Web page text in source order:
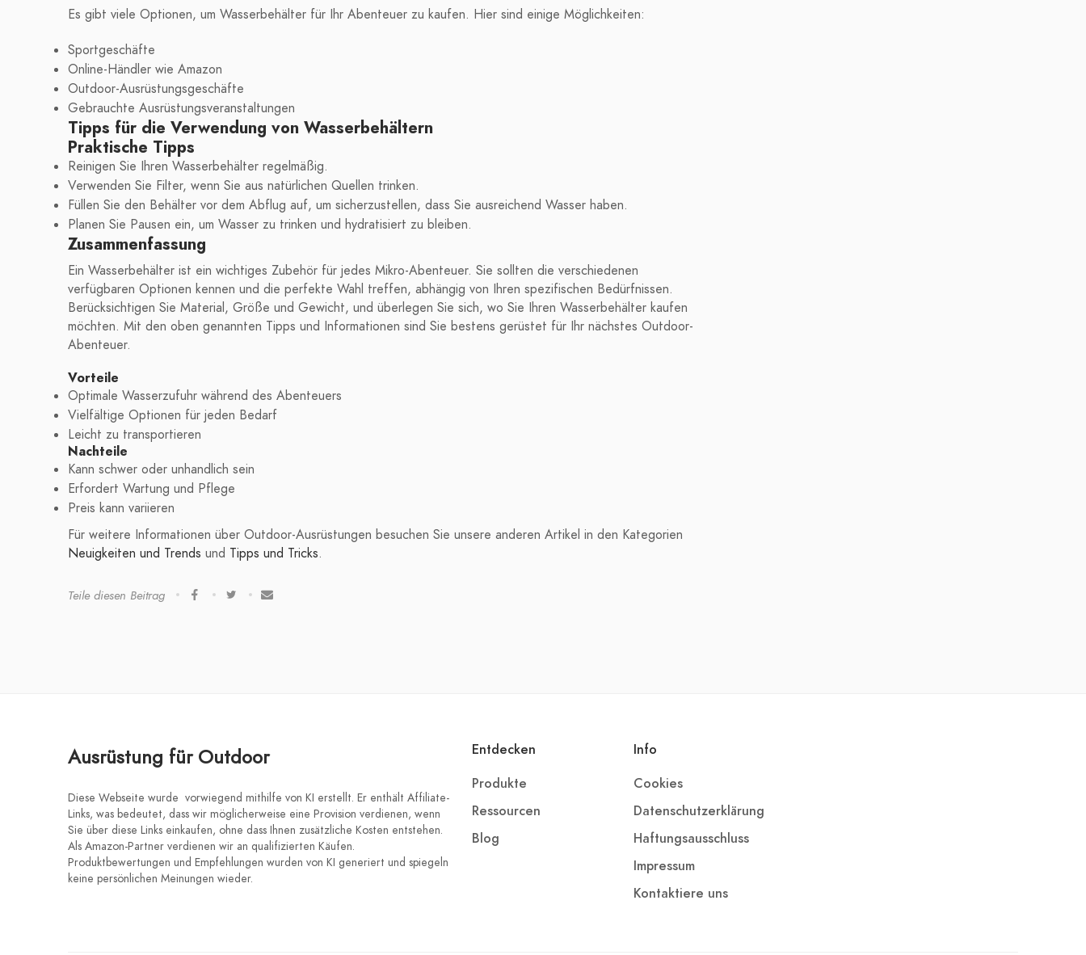
Es gibt viele Optionen, um Wasserbehälter für Ihr Abenteuer zu kaufen. Hier sind einige Möglichkeiten:
Sportgeschäfte
Online-Händler wie Amazon
Outdoor-Ausrüstungsgeschäfte
Gebrauchte Ausrüstungsveranstaltungen
Tipps für die Verwendung von Wasserbehältern
Praktische Tipps
Reinigen Sie Ihren Wasserbehälter regelmäßig.
Verwenden Sie Filter, wenn Sie aus natürlichen Quellen trinken.
Füllen Sie den Behälter vor dem Abflug auf, um sicherzustellen, dass Sie ausreichend Wasser haben.
Planen Sie Pausen ein, um Wasser zu trinken und hydratisiert zu bleiben.
Zusammenfassung
Ein Wasserbehälter ist ein wichtiges Zubehör für jedes Mikro-Abenteuer. Sie sollten die verschiedenen
verfügbaren Optionen kennen und die perfekte Wahl treffen, abhängig von Ihren spezifischen Bedürfnissen.
Berücksichtigen Sie Material, Größe und Gewicht, und überlegen Sie sich, wo Sie Ihren Wasserbehälter kaufen
möchten. Mit den oben genannten Tipps und Informationen sind Sie bestens gerüstet für Ihr nächstes Outdoor-
Abenteuer.
Vorteile
Optimale Wasserzufuhr während des Abenteuers
Vielfältige Optionen für jeden Bedarf
Leicht zu transportieren
Nachteile
Kann schwer oder unhandlich sein
Erfordert Wartung und Pflege
Preis kann variieren
Für weitere Informationen über Outdoor-Ausrüstungen besuchen Sie unsere anderen Artikel in den Kategorien
Neuigkeiten und Trends und Tipps und Tricks.
Teile diesen Beitrag
Ausrüstung für Outdoor
Diese Webseite wurde vorwiegend mithilfe von KI erstellt. Er enthält Affiliate-
Links, was bedeutet, dass wir möglicherweise eine Provision verdienen, wenn
Sie über diese Links einkaufen, ohne dass Ihnen zusätzliche Kosten entstehen.
Als Amazon-Partner verdienen wir an qualifizierten Käufen.
Produktbewertungen und Empfehlungen wurden von KI generiert und spiegeln
keine persönlichen Meinungen wieder.
Entdecken
Produkte
Ressourcen
Blog
Info
Cookies
Datenschutzerklärung
Haftungsausschluss
Impressum
Kontaktiere uns